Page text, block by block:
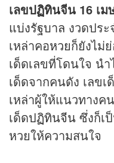
เลขปฏิทินจีน 16 เม
แบ่งรัฐบาล งวดปร
เหล่าคอหวยก็ยังไม่
เด็ดเลขที่โดนใจ นำ
เด็ดจากคนดัง เลขเ
เหล่าผู้ให้แนวทางค
เด็ดปฏิทินจีน ซึ่งก็เ
หวยให้ความสนใจ